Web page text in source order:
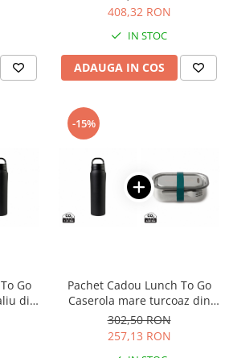
ceramica pictata manual
408,32 RON
IN STOC
ADAUGA IN COS
Go
din
-15%
Pachet Cadou Lunch To Go
Caserola mare turcoaz din
inox + Sticla termoizolanta
Rowan Negru
302,50 RON
257,13 RON